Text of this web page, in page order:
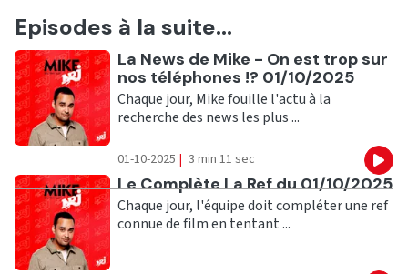
Episodes à la suite...
Ecouter
La News de Mike - On est trop sur
nos téléphones !? 01/10/2025
Chaque jour, Mike fouille l'actu à la
recherche des news les plus ...
01-10-2025 | 3 min 11 sec
Ecouter
Le Complète La Ref du 01/10/2025
Chaque jour, l'équipe doit compléter une ref
connue de film en tentant ...